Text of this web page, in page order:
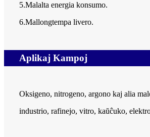
5.Malalta energia konsumo.
6.Mallongtempa livero.
Aplikaj Kampoj
Oksigeno, nitrogeno, argono kaj alia
industrio, rafinejo, vitro, kaŭĉuko,